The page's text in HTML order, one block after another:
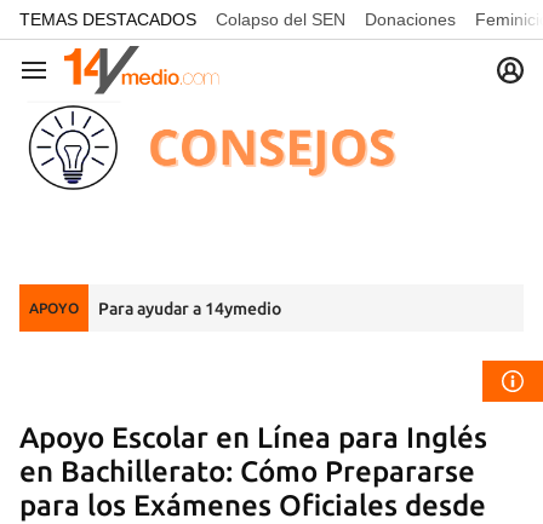
common.go-to-content
TEMAS DESTACADOS Colapso del SEN Donaciones
Navegación
APOYO Para ayudar a 14ymedio
Apoyo Escolar en Línea para Inglés
en Bachillerato: Cómo Prepararse
para los Exámenes Oficiales desde